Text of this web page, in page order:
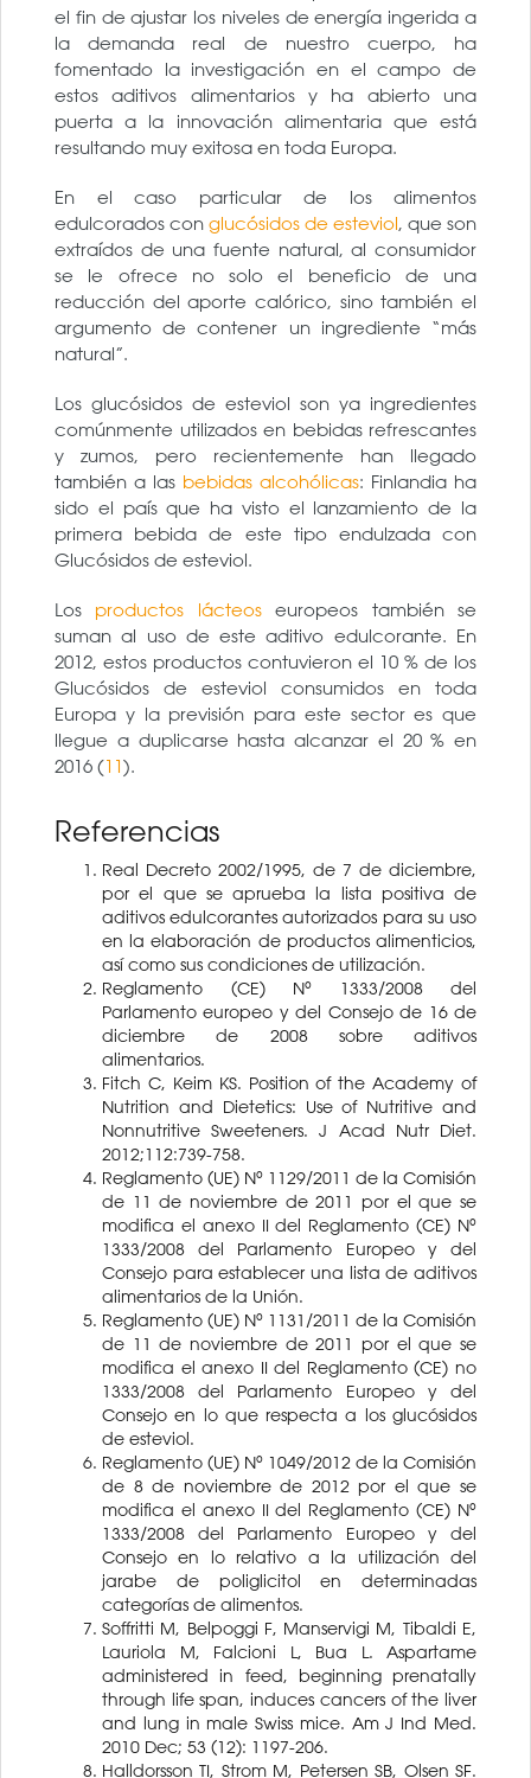
el fin de ajustar los niveles de energía ingerida a
la demanda real de nuestro cuerpo, ha
fomentado la investigación en el campo de
estos aditivos alimentarios y ha abierto una
puerta a la innovación alimentaria que está
resultando muy exitosa en toda Europa.
En el caso particular de los alimentos
edulcorados con glucósidos de esteviol, que son
extraídos de una fuente natural, al consumidor
se le ofrece no solo el beneficio de una
reducción del aporte calórico, sino también el
argumento de contener un ingrediente “más
natural”.
Los glucósidos de esteviol son ya ingredientes
comúnmente utilizados en bebidas refrescantes
y zumos, pero recientemente han llegado
también a las bebidas alcohólicas: Finlandia ha
sido el país que ha visto el lanzamiento de la
primera bebida de este tipo endulzada con
Glucósidos de esteviol.
Los productos lácteoseuropeos también se
suman al uso de este aditivo edulcorante. En
2012, estos productos contuvieron el 10 % de los
Glucósidos de esteviol consumidos en toda
Europa y la previsión para este sector es que
llegue a duplicarse hasta alcanzar el 20 % en
2016 (11).
Referencias
Real Decreto 2002/1995, de 7 de diciembre,
por el que se aprueba la lista positiva de
aditivos edulcorantes autorizados para su uso
en la elaboración de productos alimenticios,
así como sus condiciones de utilización.
Reglamento (CE) Nº 1333/2008 del
Parlamento europeo y del Consejo de 16 de
diciembre de 2008 sobre aditivos
alimentarios.
Fitch C, Keim KS. Position of the Academy of
Nutrition and Dietetics: Use of Nutritive and
Nonnutritive Sweeteners. J Acad Nutr Diet.
2012;112:739-758.
Reglamento (UE) Nº 1129/2011 de la Comisión
de 11 de noviembre de 2011 por el que se
modifica el anexo II del Reglamento (CE) Nº
1333/2008 del Parlamento Europeo y del
Consejo para establecer una lista de aditivos
alimentarios de la Unión.
Reglamento (UE) Nº 1131/2011 de la Comisión
de 11 de noviembre de 2011 por el que se
modifica el anexo II del Reglamento (CE) no
1333/2008 del Parlamento Europeo y del
Consejo en lo que respecta a los glucósidos
de esteviol.
Reglamento (UE) Nº 1049/2012 de la Comisión
de 8 de noviembre de 2012 por el que se
modifica el anexo II del Reglamento (CE) Nº
1333/2008 del Parlamento Europeo y del
Consejo en lo relativo a la utilización del
jarabe de poliglicitol en determinadas
categorías de alimentos.
Soffritti M, Belpoggi F, Manservigi M, Tibaldi E,
Lauriola M, Falcioni L, Bua L. Aspartame
administered in feed, beginning prenatally
through life span, induces cancers of the liver
and lung in male Swiss mice. Am J Ind Med.
2010 Dec; 53 (12): 1197-206.
Halldorsson TI, Strom M, Petersen SB, Olsen SF.